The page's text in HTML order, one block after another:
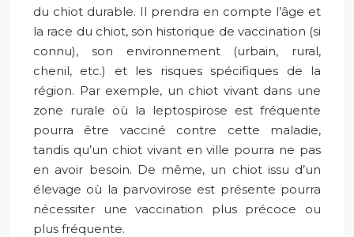
du chiot durable. Il prendra en compte l’âge et
la race du chiot, son historique de vaccination (si
connu), son environnement (urbain, rural,
chenil, etc.) et les risques spécifiques de la
région. Par exemple, un chiot vivant dans une
zone rurale où la leptospirose est fréquente
pourra être vacciné contre cette maladie,
tandis qu’un chiot vivant en ville pourra ne pas
en avoir besoin. De même, un chiot issu d’un
élevage où la parvovirose est présente pourra
nécessiter une vaccination plus précoce ou
plus fréquente.